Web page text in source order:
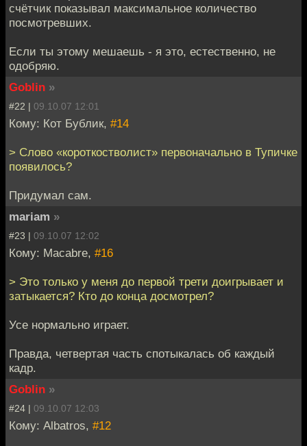
счётчик показывал максимальное количество
посмотревших.
Если ты этому мешаешь - я это, естественно, не
одобряю.
Goblin »
#22 | 09.10.07 12:01
Кому: Кот Бублик, #14
> Слово «короткостволист» первоначально в Тупичке
появилось?
Придумал сам.
mariam »
#23 | 09.10.07 12:02
Кому: Macabre, #16
> Это только у меня до первой трети доигрывает и
затыкается? Кто до конца досмотрел?
Усе нормально играет.
Правда, четвертая часть спотыкалась об каждый
кадр.
Goblin »
#24 | 09.10.07 12:03
Кому: Albatros, #12